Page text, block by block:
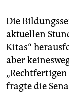
Die
aktuellen
Kitas“
aber
fragte die